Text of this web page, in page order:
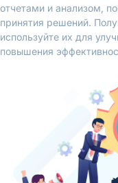
отчетами и анализом,
принятия решений.
используйте их для
повышения